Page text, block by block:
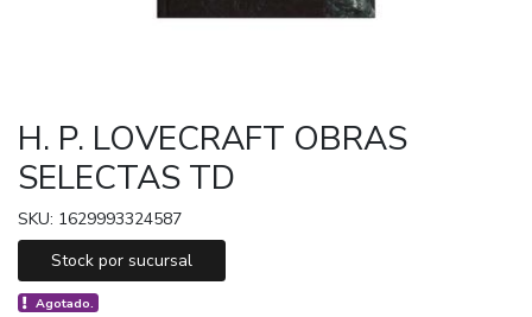
H. P. LOVECRAFT OBRAS
SELECTAS TD
SKU: 1629993324587
Stock por sucursal
Agotado.